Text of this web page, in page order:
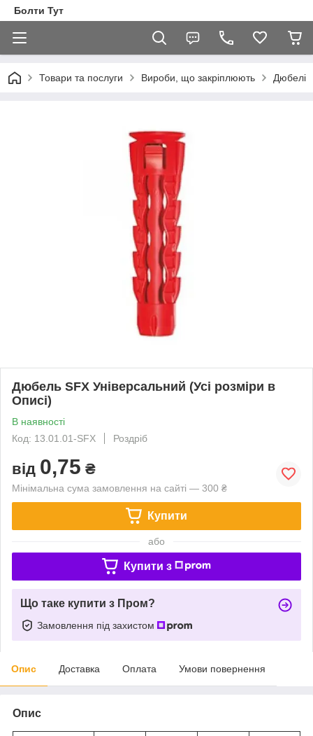
Болти Тут
Товари та послуги Вироби, що закріплюють Дюбелі
Дюбель SFX Універсальний (Усі розміри в
Описі)
В наявності
Код: 13.01.01-SFX
Роздріб
від 0,75 ₴
Мінімальна сума замовлення на сайті — 300 ₴
Купити
або
Купити з
Що таке купити з Пром?
Замовлення під захистом
Опис Доставка Оплата Умови повернення
Опис